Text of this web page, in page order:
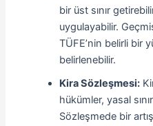
bir üst sınır
uygulayabilir.
TÜFE’nin belirli bir
belirlenebilir.
Kira Sözleşmesi:
hükümler, yasal
Sözleşmede bir